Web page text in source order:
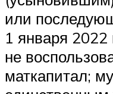
или
1 января 2022
не
маткапитал;